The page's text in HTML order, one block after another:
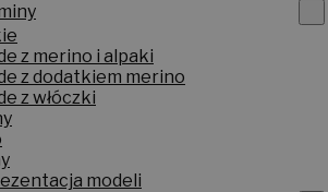
z merino i alpaki
z dodatkiem merino
z włóczki
modeli